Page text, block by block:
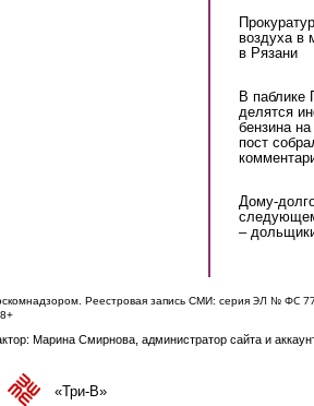
воздуха в
в Рязани
В паблике
делятся
бензина
пост
Дому-
–
Реестровая запись СМИ: серия ЭЛ № ФС
e-mail)
Марина Смирнова, администратор сайта и
is external)«Три-В»